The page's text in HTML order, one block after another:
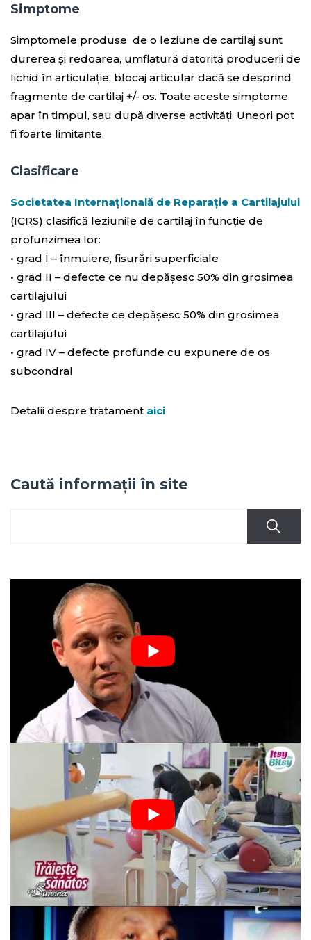
Simptome
Simptomele produse de o leziune de cartilaj sunt
durerea și redoarea, umflatură datorită producerii de
lichid în articulație, blocaj articular dacă se desprind
fragmente de cartilaj +/- os. Toate aceste simptome
apar în timpul, sau după diverse activități. Uneori pot
fi foarte limitante.
Clasificare
Societatea Internațională de Reparație a Cartilajului
(ICRS) clasifică leziunile de cartilaj în funcție de
profunzimea lor:
• grad I – înmuiere, fisurări superficiale
• grad II – defecte ce nu depășesc 50% din grosimea
cartilajului
• grad III – defecte ce depășesc 50% din grosimea
cartilajului
• grad IV – defecte profunde cu expunere de os
subcondral
Detalii despre tratament aici
Caută informații în site